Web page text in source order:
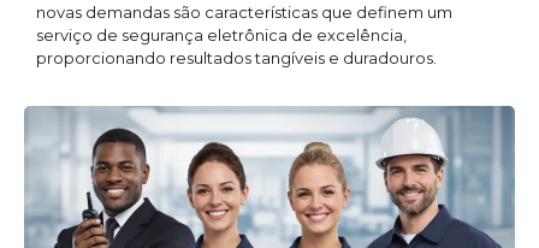
novas demandas são características que definem um
serviço de segurança eletrônica de excelência,
proporcionando resultados tangíveis e duradouros.